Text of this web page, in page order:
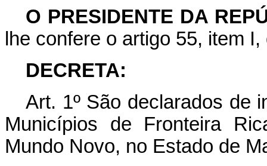
O PRESIDENTE DA
lhe confere o artigo 55, item
DECRETA:
Art. 1º São declarados de
Municípios de Fronteira
Mundo Novo, no Estado de